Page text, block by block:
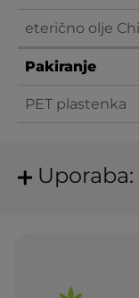
eterično olje
Pakiranje
PET plastenka